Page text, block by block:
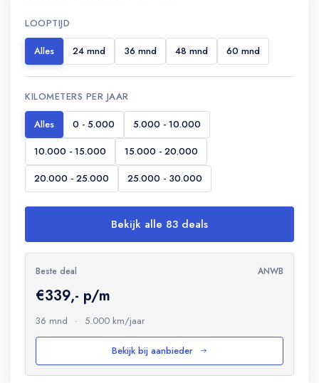
LOOPTIJD
Alles 24 mnd 36 mnd 48 mnd 60 mnd
KILOMETERS PER JAAR
Alles 0 - 5.000
5.000 - 10.000
10.000 - 15.000
15.000 - 20.000
20.000 - 25.000
25.000 - 30.000
Bekijk alle 83 deals
Beste deal ANWB
€339,- p/m
36 mnd · 5.000 km/jaar
Bekijk bij aanbieder